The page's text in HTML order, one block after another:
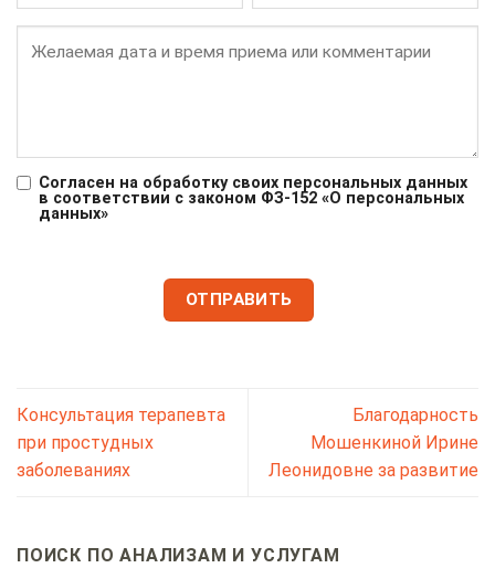
Согласен на обработку своих персональных данных
в соответствии с законом ФЗ-152 «О персональных
данных»
Консультация терапевта
при простудных
заболеваниях
Благодарность
Мошенкиной Ирине
Леонидовне за развитие
ПОИСК ПО АНАЛИЗАМ И УСЛУГАМ